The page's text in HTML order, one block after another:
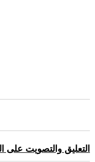
التعليق والتصويت